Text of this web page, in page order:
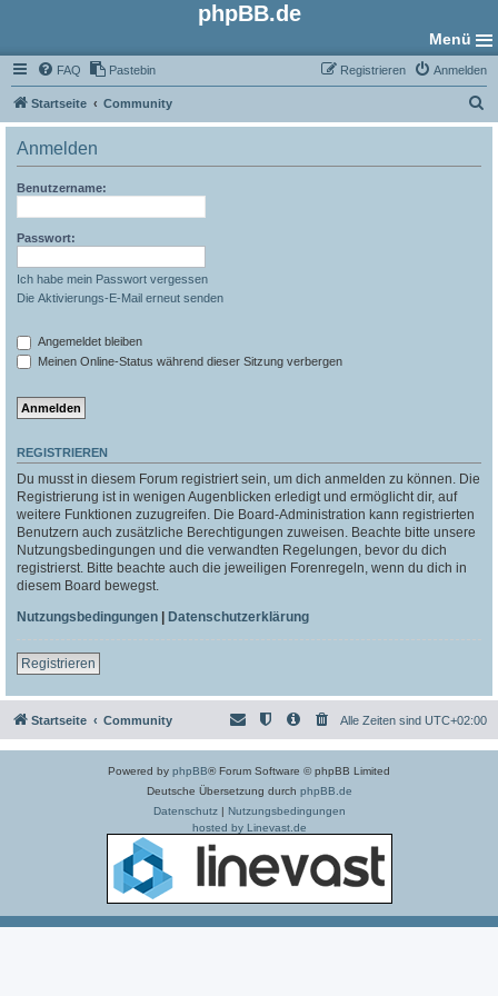
phpBB.de
Menü
FAQ Pastebin Anmelden
Registrieren
Startseite Community
u
Anmelden
Benutzername:
Passwort:
Ich habe mein Passwort vergessen
Die Aktivierungs-E-Mail erneut senden
Angemeldet bleiben
Meinen Online-Status während dieser Sitzung verbergen
REGISTRIEREN
Du musst in diesem Forum registriert sein, um dich anmelden zu können. Die
Registrierung ist in wenigen Augenblicken erledigt und ermöglicht dir, auf
weitere Funktionen zuzugreifen. Die Board-Administration kann registrierten
Benutzern auch zusätzliche Berechtigungen zuweisen. Beachte bitte unsere
Nutzungsbedingungen und die verwandten Regelungen, bevor du dich
registrierst. Bitte beachte auch die jeweiligen Forenregeln, wenn du dich in
diesem Board bewegst.
Nutzungsbedingungen | Datenschutzerklärung
Registrieren
Startseite Community Alle Zeiten sind UTC+02:00
Powered by phpBB® Forum Software © phpBB Limited
Deutsche Übersetzung durch phpBB.de
Datenschutz| Nutzungsbedingungen
hosted by Linevast.de